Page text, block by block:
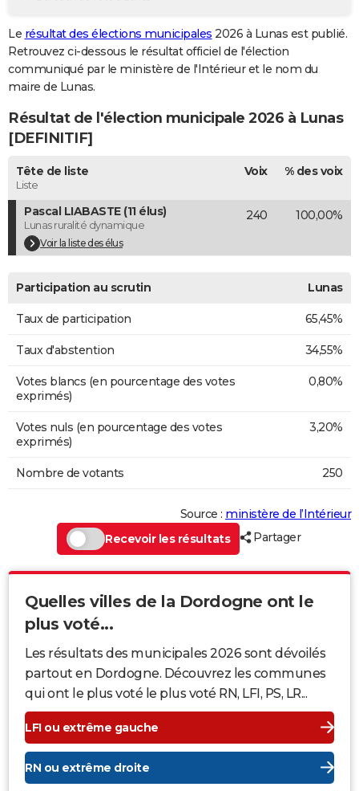
GUIDES D'ACHAT
BONS PLANS
CARTE DE VOEUX
Carte de Noël
Carte Bonne année
Carte Saint-Valentin
Carte Pâques
Carte d'anniversaire
DICTIONNAIRE
Dictionnaire
Biographies
Citations
Expressions
Proverbes
PROGRAMME TV
COPAINS D'AVANT
S'inscrire
Se connecter
Lycées
Collèges
Primaires
Universités
Entreprises
Service militaire
Avis de recherche
AVIS DE DÉCÈS
FORUM
Le résultat des élections municipales 2026 à Lunas est publié.
Retrouvez ci-dessous le résultat officiel de l'élection
communiqué par le ministère de l'Intérieur et le nom du
maire de Lunas.
Résultat de l'élection municipale 2026 à Lunas
[DEFINITIF]
Tête de liste
Liste
Voix % des voix
Pascal LIABASTE (11 élus)
Lunas ruralité dynamique
Voir la liste des élus
240 100,00%
Participation au scrutin Lunas
Taux de participation 65,45%
Taux d'abstention 34,55%
Votes blancs (en pourcentage des votes
exprimés)
0,80%
Votes nuls (en pourcentage des votes
exprimés)
3,20%
Nombre de votants 250
Source : ministère de l’Intérieur
Recevoir les résultats
Partager
Quelles villes de la Dordogne ont le
plus voté...
Les résultats des municipales 2026 sont dévoilés
partout en Dordogne. Découvrez les communes
qui ont le plus voté le plus voté RN, LFI, PS, LR...
LFI ou extrême gauche
RN ou extrême droite